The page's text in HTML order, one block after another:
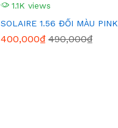
1.1K views
SOLAIRE 1.56 ĐỔI MÀU PINK
400,000₫ 490,000₫